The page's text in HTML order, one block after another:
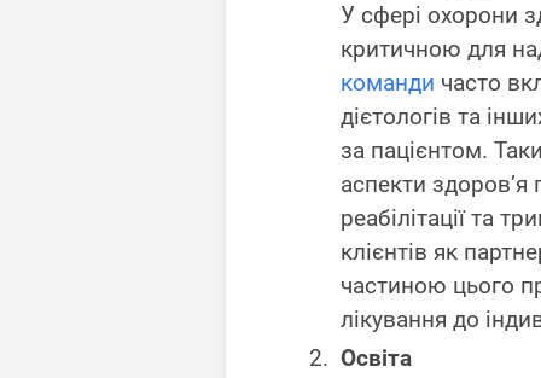
У сфері охорони
критичною для
команди часто
дієтологів та
за пацієнтом.
аспекти здоров’я
реабілітації та
клієнтів як
частиною цього
лікування до
Освіта